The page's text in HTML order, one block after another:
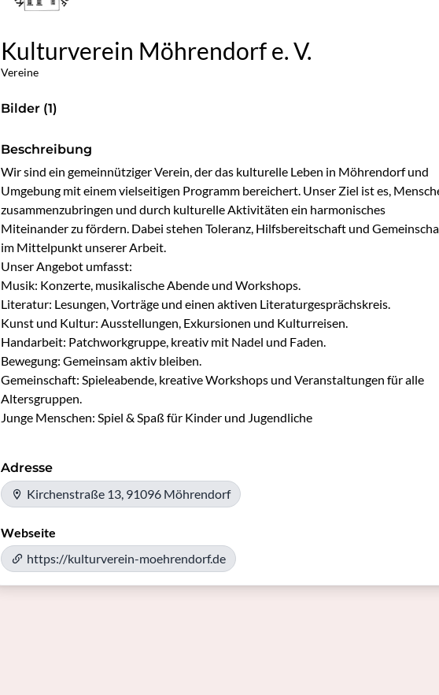
Kulturverein Möhrendorf e. V.
Vereine
Bilder (1)
Beschreibung
Wir sind ein gemeinnütziger Verein, der das kulturelle Leben in Möhrendorf und
Umgebung mit einem vielseitigen Programm bereichert. Unser Ziel ist es,
zusammenzubringen und durch kulturelle Aktivitäten ein harmonisches
Miteinander zu fördern. Dabei stehen Toleranz, Hilfsbereitschaft und
im Mittelpunkt unserer Arbeit.
Unser Angebot umfasst:
Musik: Konzerte, musikalische Abende und Workshops.
Literatur: Lesungen, Vorträge und einen aktiven Literaturgesprächskreis.
Kunst und Kultur: Ausstellungen, Exkursionen und Kulturreisen.
Handarbeit: Patchworkgruppe, kreativ mit Nadel und Faden.
Bewegung: Gemeinsam aktiv bleiben.
Gemeinschaft: Spieleabende, kreative Workshops und Veranstaltungen für alle
Altersgruppen.
Junge Menschen: Spiel & Spaß für Kinder und Jugendliche
Adresse
Kirchenstraße 13, 91096 Möhrendorf
Webseite
https://kulturverein-moehrendorf.de